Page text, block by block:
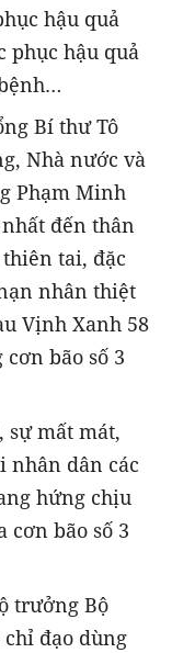
hậu quả
phục hậu quả
Bí thư Tô
Nhà nước và
Phạm Minh
đến thân
tai, đặc
nhân thiệt
Vịnh Xanh 58
bão số 3
sự mất mát,
nhân dân các
hứng chịu
bão số 3
trưởng Bộ
chỉ đạo dùng